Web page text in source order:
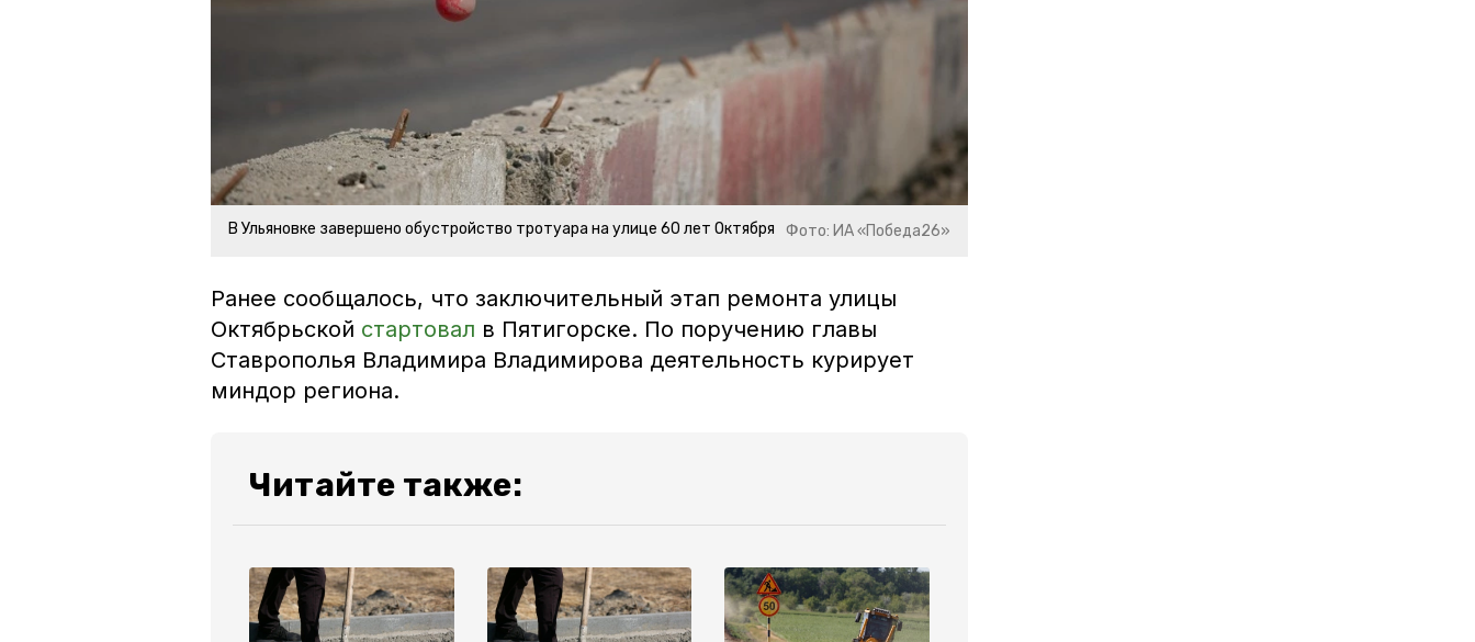
В Ульяновке завершено обустройство тротуара на улице 60 лет Октября Фото: ИА «Победа26»
Ранее сообщалось, что заключительный этап ремонта улицы
Октябрьской стартовал в Пятигорске. По поручению главы
Ставрополья Владимира Владимирова деятельность курирует
миндор региона.
Читайте также: